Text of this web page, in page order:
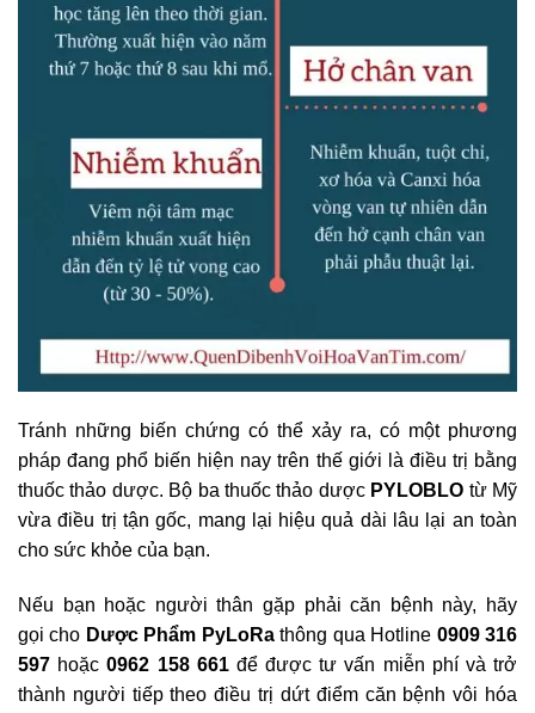
Tránh những biến chứng có thể xảy ra, có một phương
pháp đang phổ biến hiện nay trên thế giới là điều trị bằng
thuốc thảo dược. Bộ ba thuốc thảo dược PYLOBLO từ Mỹ
vừa điều trị tận gốc, mang lại hiệu quả dài lâu lại an toàn
cho sức khỏe của bạn.
Nếu bạn hoặc người thân gặp phải căn bệnh này, hãy
gọi cho Dược Phẩm PyLoRathông qua Hotline 0909 316
597 hoặc0962 158 661để được tư vấn miễn phí và trở
thành người tiếp theo điều trị dứt điểm căn bệnh vôi hóa